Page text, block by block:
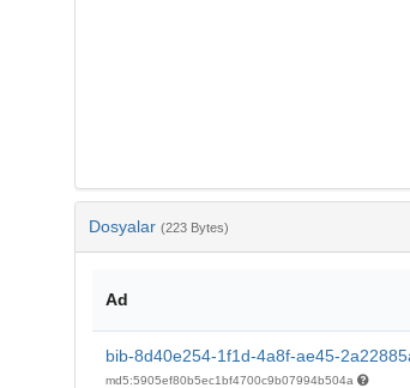
Dosyalar (223 Bytes)
Ad
bib-8d40e254-1f1d-4a8f-ae45-
md5:5905ef80b5ec1bf4700c9b07994b504a